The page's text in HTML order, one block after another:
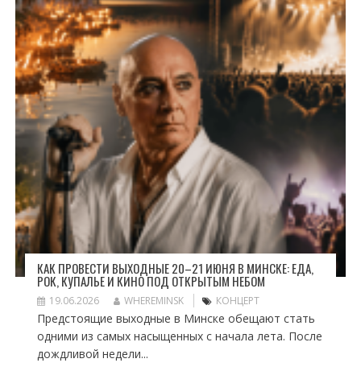
КАК ПРОВЕСТИ ВЫХОДНЫЕ 20–21 ИЮНЯ В МИНСКЕ: ЕДА,
РОК, КУПАЛЬЕ И КИНО ПОД ОТКРЫТЫМ НЕБОМ
19.06.2026 WHEREMINSK КОНЦЕРТ
Предстоящие выходные в Минске обещают стать
одними из самых насыщенных с начала лета. После
дождливой недели...